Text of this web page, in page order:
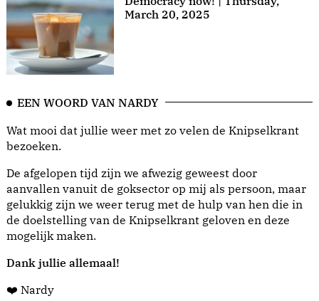
March 20, 2025
EEN WOORD VAN NARDY
Wat mooi dat jullie weer met zo velen de Knipselkrant
bezoeken.
De afgelopen tijd zijn we afwezig geweest door
aanvallen vanuit de goksector op mij als persoon, maar
gelukkig zijn we weer terug met de hulp van hen die in
de doelstelling van de Knipselkrant geloven en deze
mogelijk maken.
Dank jullie allemaal!
❤️ Nardy